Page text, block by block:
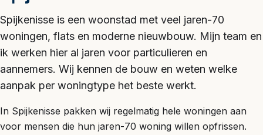
Spijkenisse is een woonstad met veel jaren-70
woningen, flats en moderne nieuwbouw. Mijn team en
ik werken hier al jaren voor particulieren en
aannemers. Wij kennen de bouw en weten welke
aanpak per woningtype het beste werkt.
In Spijkenisse pakken wij regelmatig hele woningen aan
voor mensen die hun jaren-70 woning willen opfrissen.